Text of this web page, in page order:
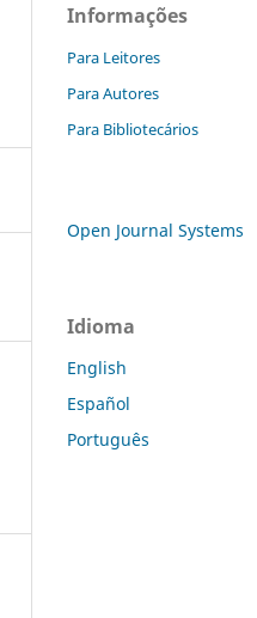
Informações
Para Leitores
Para Autores
Para Bibliotecários
Open Journal Systems
Idioma
English
Español
Português